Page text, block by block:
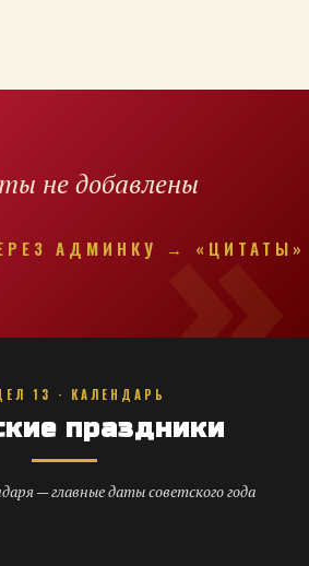
не добавлены
АДМИНКУ → «ЦИТАТЫ»
13 · КАЛЕНДАРЬ
праздники
— главные даты советского года